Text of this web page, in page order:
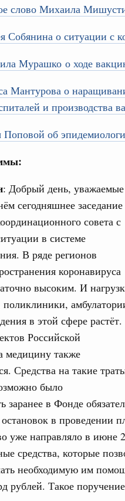
слово Михаила
Собянина о ситуации с
Мурашко о ходе
Мантурова о
и производства
об
: Добрый день, уважаемые
сегодняшнее заседание
совета с
в системе
В ряде регионов
коронавируса
высоким. И
в этой сфере растёт.
Российской
медицину также
Средства на такие
было
заранее в Фонде
в проведении
уже направляло в июне
средства, которые
необходимую им
рублей. Такое
четверг
объектов
для жизни»
участков, ведущих к
и руководитель
проекта «Кольцо
совета в
странами (кроме СНГ) на
с Министром
Мохаммадом Атабаком
маршрутов научно-
науки и технологий
отношения со странами СНГ на
VIII Российско-
Киргизской